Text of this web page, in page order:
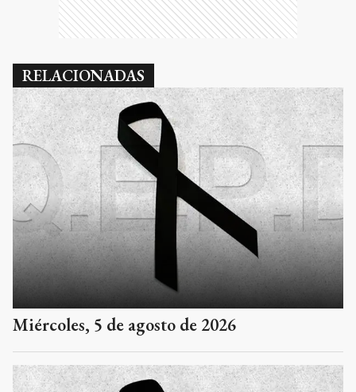
RELACIONADAS
Miércoles, 5 de agosto de 2026